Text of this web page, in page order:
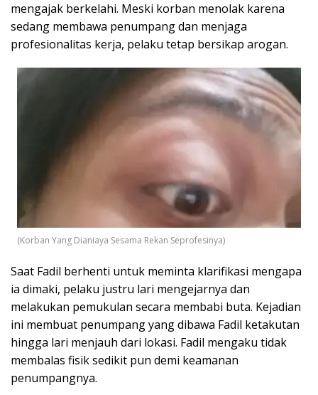
mengajak berkelahi. Meski korban menolak karena
sedang membawa penumpang dan menjaga
profesionalitas kerja, pelaku tetap bersikap arogan.
(Korban Yang Dianiaya Sesama Rekan Seprofesinya)
Saat Fadil berhenti untuk meminta klarifikasi mengapa
ia dimaki, pelaku justru lari mengejarnya dan
melakukan pemukulan secara membabi buta. Kejadian
ini membuat penumpang yang dibawa Fadil ketakutan
hingga lari menjauh dari lokasi. Fadil mengaku tidak
membalas fisik sedikit pun demi keamanan
penumpangnya.